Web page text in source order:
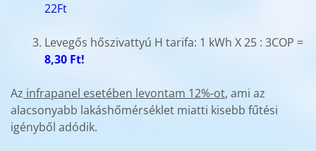
22Ft
Levegős hőszivattyú H tarifa: 1 kWh X 25 : 3COP =
8,30 Ft!
Az infrapanel esetében levontam 12%-ot, ami az
alacsonyabb lakáshőmérséklet miatti kisebb fűtési
igényből adódik.